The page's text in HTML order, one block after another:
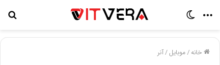
منو
خانه/موبایل/آنر